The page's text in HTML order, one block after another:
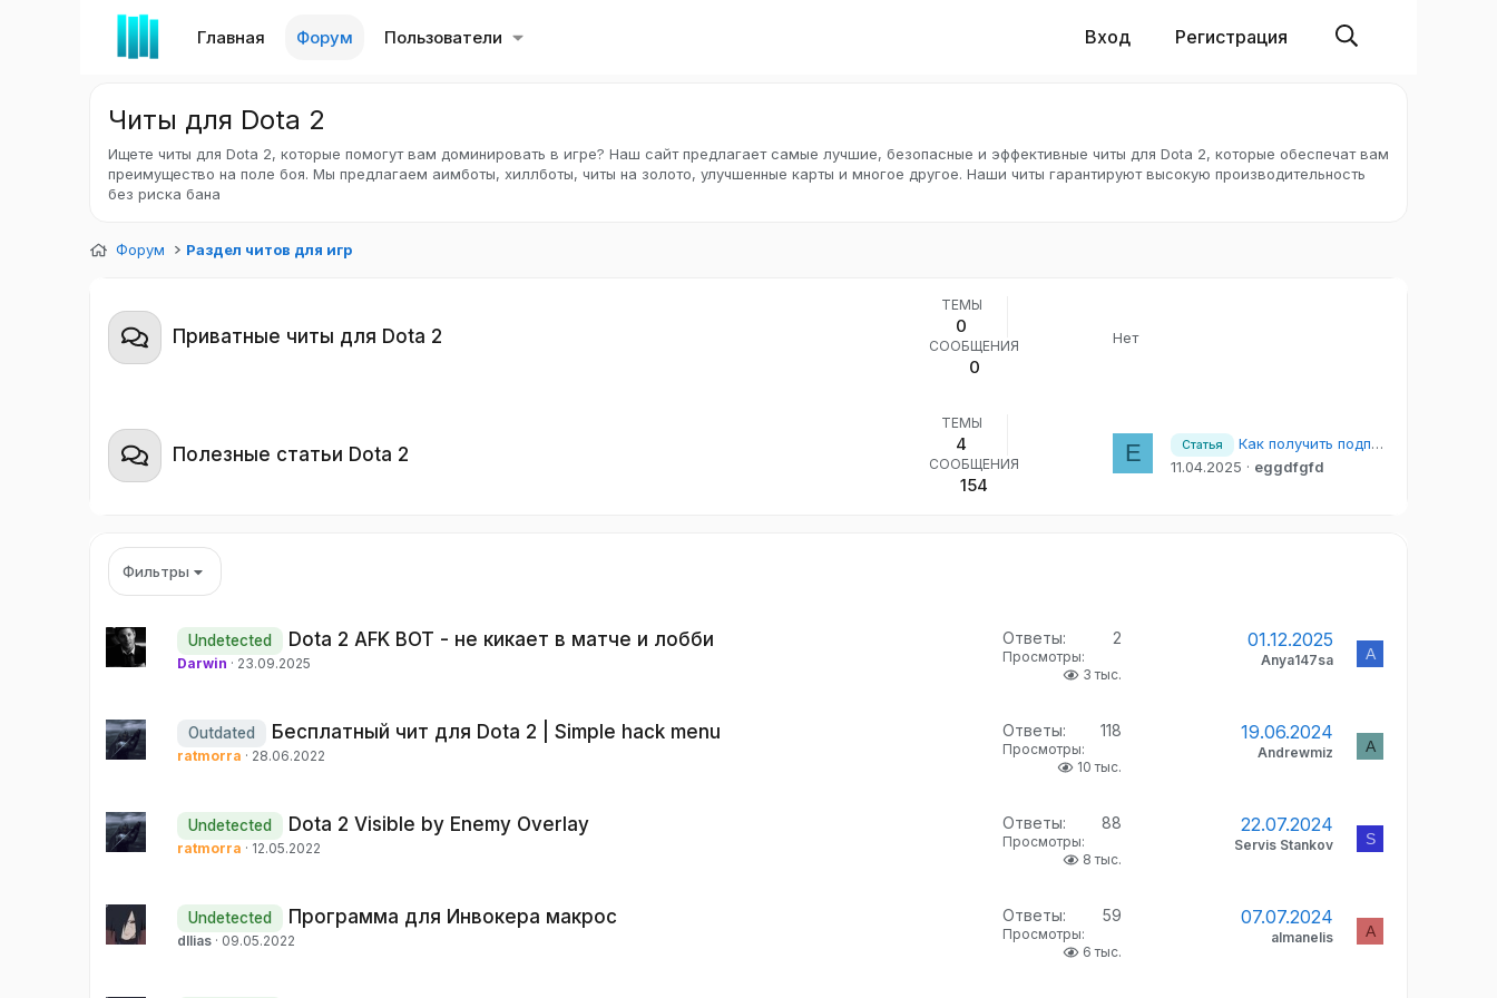
Главная Форум Пользователи Вход Регистрация
Читы для Dota 2
Ищете читы для Dota 2, которые помогут вам доминировать в игре? Наш сайт предлагает самые лучшие, безопасные и эффективные читы для Dota 2, которые обеспечат вам
преимущество на поле боя. Мы предлагаем аимботы, хиллботы, читы на золото, улучшенные карты и многое другое. Наши читы гарантируют высокую производительность
без риска бана
Форум Раздел читов для игр
Приватные читы для Dota 2
ТЕМЫ
0
СООБЩЕНИЯ
0
Нет
Полезные статьи Dota 2
ТЕМЫ
4
СООБЩЕНИЯ
154
E Статья
Как получить подписку Dota 2 plus бесплатно и без бана
11.04.2025
eggdfgfd
Фильтры
Undetected Dota 2 AFK BOT - не кикает в матче и лобби
Darwin 23.09.2025
Ответы 2
Просмотры
3 тыс.
01.12.2025
Anya147sa A
Outdated Бесплатный чит для Dota 2 | Simple hack menu
ratmorra 28.06.2022
Ответы 118
Просмотры
10 тыс.
19.06.2024
Andrewmiz A
Undetected Dota 2 Visible by Enemy Overlay
ratmorra 12.05.2022
Ответы 88
Просмотры
8 тыс.
22.07.2024
Servis Stankov S
Undetected Программа для Инвокера макрос
dllias 09.05.2022
Ответы 59
Просмотры
6 тыс.
07.07.2024
almanelis A